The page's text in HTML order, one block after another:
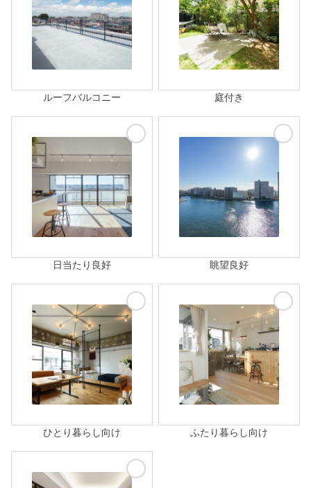
ルーフバルコニー 庭付き
日当たり良好 眺望良好
ひとり暮らし向け ふたり暮らし向け